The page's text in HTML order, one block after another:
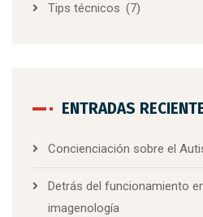
Tips técnicos (7)
ENTRADAS
Concienciación sobre el
Detrás del funcionamiento
imagenología